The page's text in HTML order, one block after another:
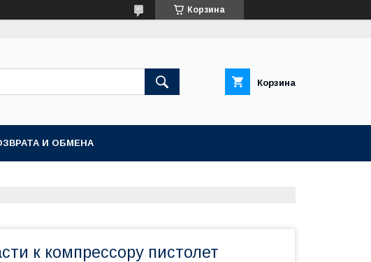
Корзина
Корзина
И ОБМЕНА
к компрессору пистолет